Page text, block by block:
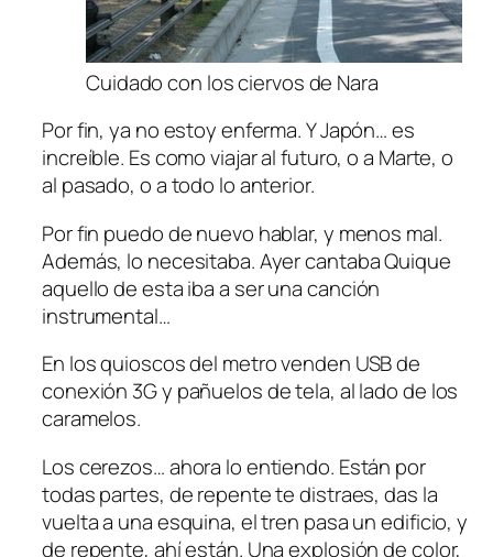
Cuidado con los ciervos de Nara
Por fin, ya no estoy enferma. Y Japón… es
increíble. Es como viajar al futuro, o a Marte, o
al pasado, o a todo lo anterior.
Por fin puedo de nuevo hablar, y menos mal.
Además, lo necesitaba. Ayer cantaba Quique
aquello deesta iba a ser una canción
instrumental…
En los quioscos del metro venden USB de
conexión 3G y pañuelos de tela, al lado de los
caramelos.
Los cerezos… ahora lo entiendo. Están por
todas partes, de repente te distraes, das la
vuelta a una esquina, el tren pasa un edificio, y
de repente, ahí están. Una explosión de color,